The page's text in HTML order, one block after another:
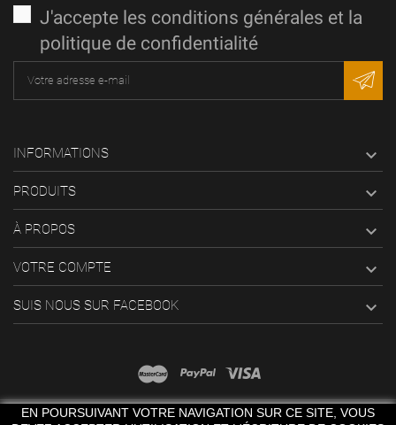
J'accepte les conditions générales et la
politique de confidentialité
INFORMATIONS 
PRODUITS 
À PROPOS 
VOTRE COMPTE 
SUIS NOUS SUR FACEBOOK 
EN POURSUIVANT VOTRE NAVIGATION SUR CE SITE, VOUS